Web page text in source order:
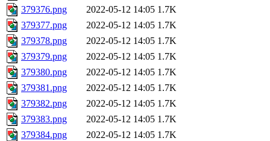
379376.png
2022-05-12 14:05 1.7K
379377.png
2022-05-12 14:05 1.7K
379378.png
2022-05-12 14:05 1.7K
379379.png
2022-05-12 14:05 1.7K
379380.png
2022-05-12 14:05 1.7K
379381.png
2022-05-12 14:05 1.7K
379382.png
2022-05-12 14:05 1.7K
379383.png
2022-05-12 14:05 1.7K
379384.png
2022-05-12 14:05 1.7K